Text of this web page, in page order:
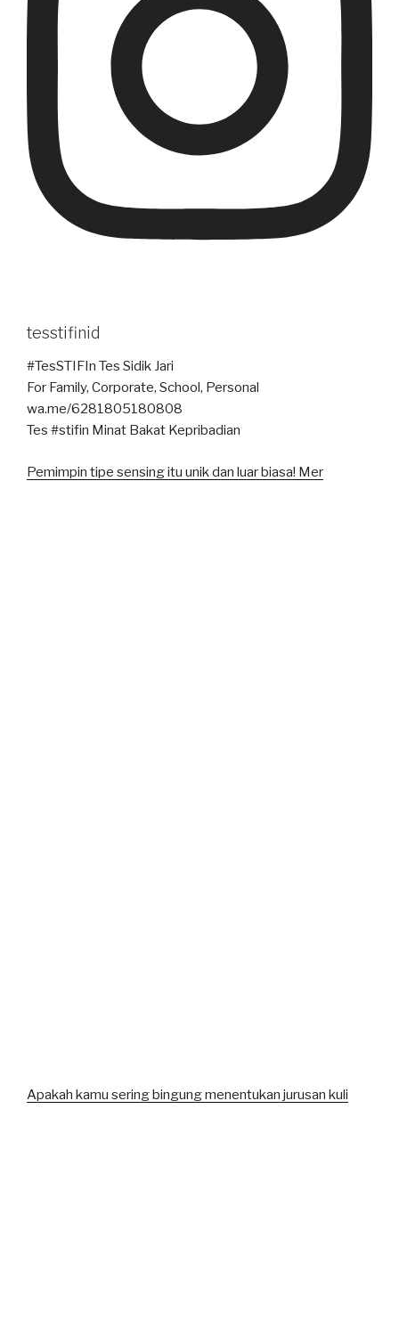
tesstifinid
#TesSTIFIn Tes Sidik Jari
For Family, Corporate, School, Personal
wa.me/6281805180808
Tes #stifin Minat Bakat Kepribadian
Pemimpin tipe sensing itu unik dan luar biasa! Mer
Apakah kamu sering bingung menentukan jurusan kuli